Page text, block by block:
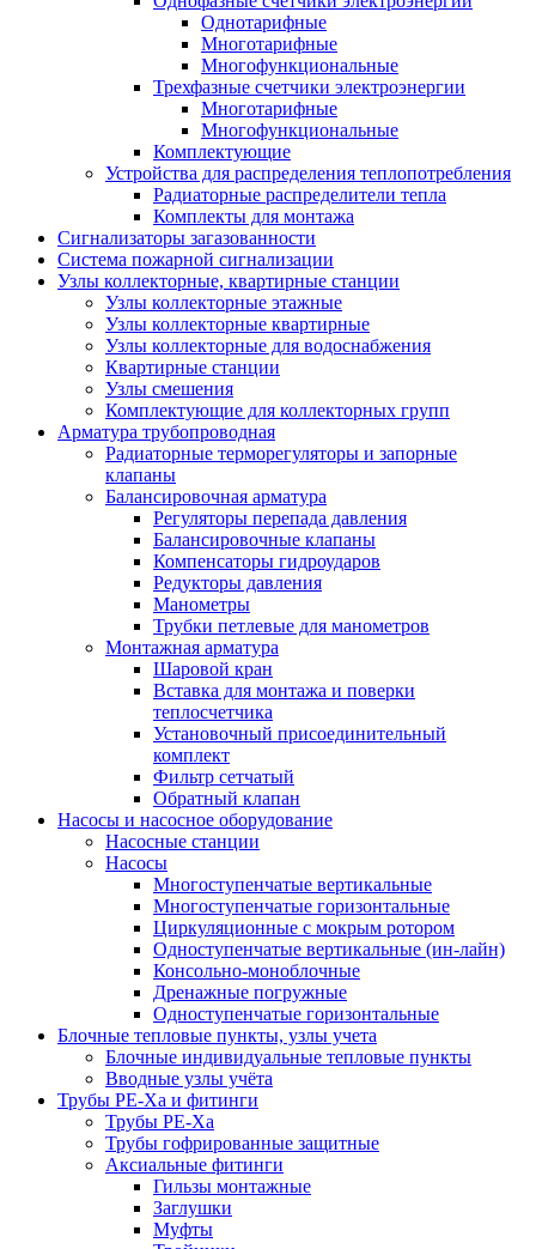
Однотарифные
Многотарифные
Многофункциональные
Трехфазные счетчики электроэнергии
Многотарифные
Многофункциональные
Комплектующие
Устройства для распределения теплопотребления
Радиаторные распределители тепла
Комплекты для монтажа
Сигнализаторы загазованности
Система пожарной сигнализации
Узлы коллекторные, квартирные станции
Узлы коллекторные этажные
Узлы коллекторные квартирные
Узлы коллекторные для водоснабжения
Квартирные станции
Узлы смешения
Комплектующие для коллекторных групп
Арматура трубопроводная
Радиаторные терморегуляторы и запорные
клапаны
Балансировочная арматура
Регуляторы перепада давления
Балансировочные клапаны
Компенсаторы гидроударов
Редукторы давления
Манометры
Трубки петлевые для манометров
Монтажная арматура
Шаровой кран
Вставка для монтажа и поверки
теплосчетчика
Установочный присоединительный
комплект
Фильтр сетчатый
Обратный клапан
Насосы и насосное оборудование
Насосные станции
Насосы
Многоступенчатые вертикальные
Многоступенчатые горизонтальные
Циркуляционные с мокрым ротором
Одноступенчатые вертикальные (ин-лайн)
Консольно-моноблочные
Дренажные погружные
Одноступенчатые горизонтальные
Блочные тепловые пункты, узлы учета
Блочные индивидуальные тепловые пункты
Вводные узлы учёта
Трубы РЕ-Ха и фитинги
Трубы РЕ-Ха
Трубы гофрированные защитные
Аксиальные фитинги
Гильзы монтажные
Заглушки
Муфты